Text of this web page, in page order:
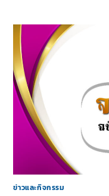
ข่าวและกิจกรรม